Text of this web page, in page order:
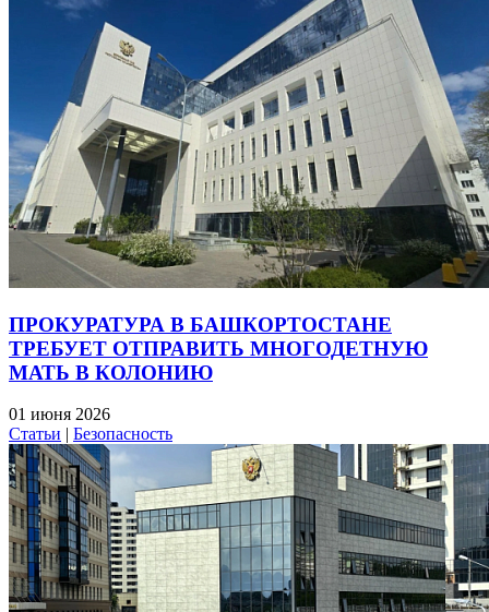
ПРОКУРАТУРА В БАШКОРТОСТАНЕ
ТРЕБУЕТ ОТПРАВИТЬ МНОГОДЕТНУЮ
МАТЬ В КОЛОНИЮ
01 июня 2026
Статьи | Безопасность